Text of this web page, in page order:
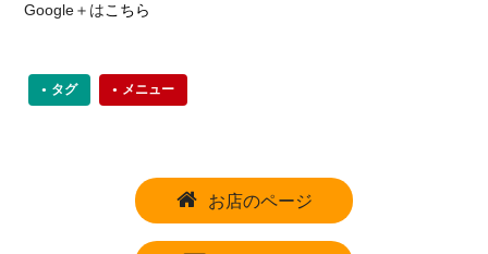
Google＋はこちら
タグ メニュー
お店のページ